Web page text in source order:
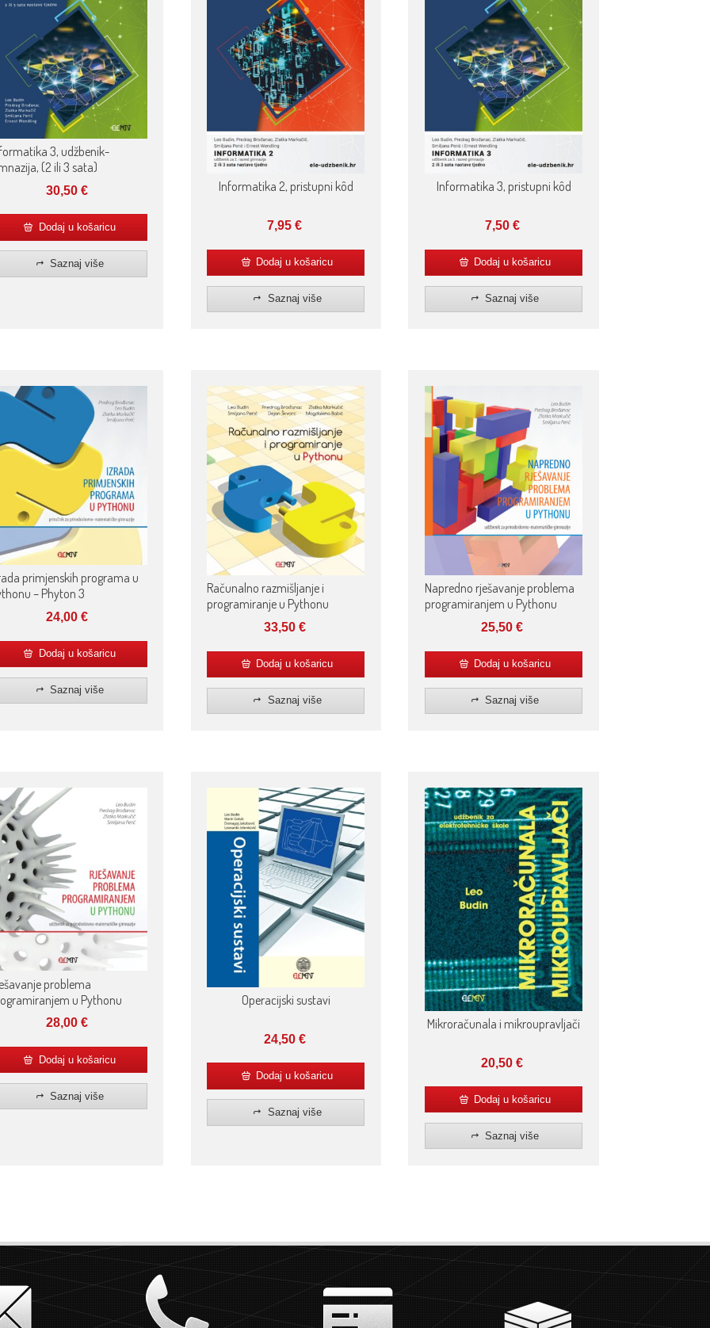
3, udžbenik-
(2 ili 3 sata)
30,50€
Dodaj u košaricu
Saznaj više
Informatika 2, pristupni kôd
7,95€
Dodaj u košaricu
Saznaj više
Informatika 3, pristupni kôd
7,50 €
Dodaj u košaricu
Saznaj više
primjenskih programa u
– Phyton 3
24,00€
Dodaj u košaricu
Saznaj više
Računalno razmišljanje i
programiranje u Pythonu
33,50 €
Dodaj u košaricu
Saznaj više
Napredno rješavanje problema
programiranjem u Pythonu
25,50€
Dodaj u košaricu
Saznaj više
problema
u Pythonu
28,00€
Dodaj u košaricu
Saznaj više
Operacijski sustavi
24,50 €
Dodaj u košaricu
Saznaj više
Mikroračunala i mikroupravljači
20,50€
Dodaj u košaricu
Saznaj više